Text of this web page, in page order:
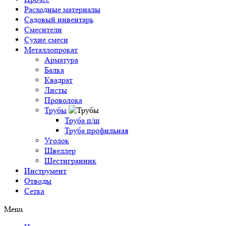
Расходные материалы
Садовый инвентарь
Смесители
Сухие смеси
Металлопрокат
Арматура
Балка
Квадрат
Листы
Проволока
Трубы
Труба п/ш
Труба профильная
Уголок
Швеллер
Шестигранник
Инструмент
Отводы
Сетка
Menu